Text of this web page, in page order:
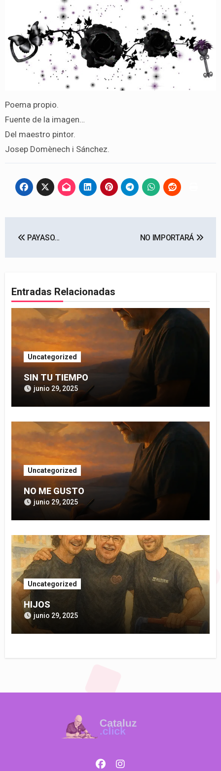
Poema propio.
Fuente de la imagen…
Del maestro pintor.
Josep Domènech i Sánchez.
de
PAYASO… NO IMPORTARÁ
Entradas Relacionadas
Uncategorized
SIN TU TIEMPO
junio 29, 2025
Uncategorized
NO ME GUSTO
junio 29, 2025
Uncategorized
HIJOS
junio 29, 2025